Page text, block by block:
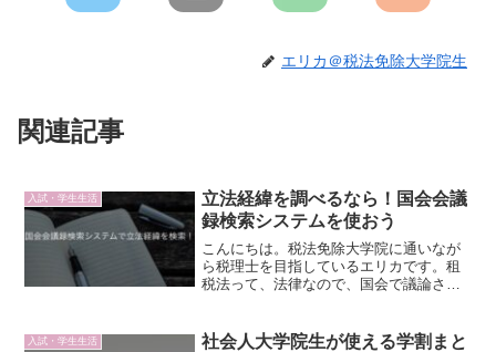
エリカ＠税法免除大学院生
関連記事
入試・学生生活
立法経緯を調べるなら！国会会議
録検索システムを使おう
こんにちは。税法免除大学院に通いなが
ら税理士を目指しているエリカです。租
税法って、法律なので、国会で議論され
や制度趣旨がより理解できるようになる
入試・学生生活
社会人大学院生が使える学割まと